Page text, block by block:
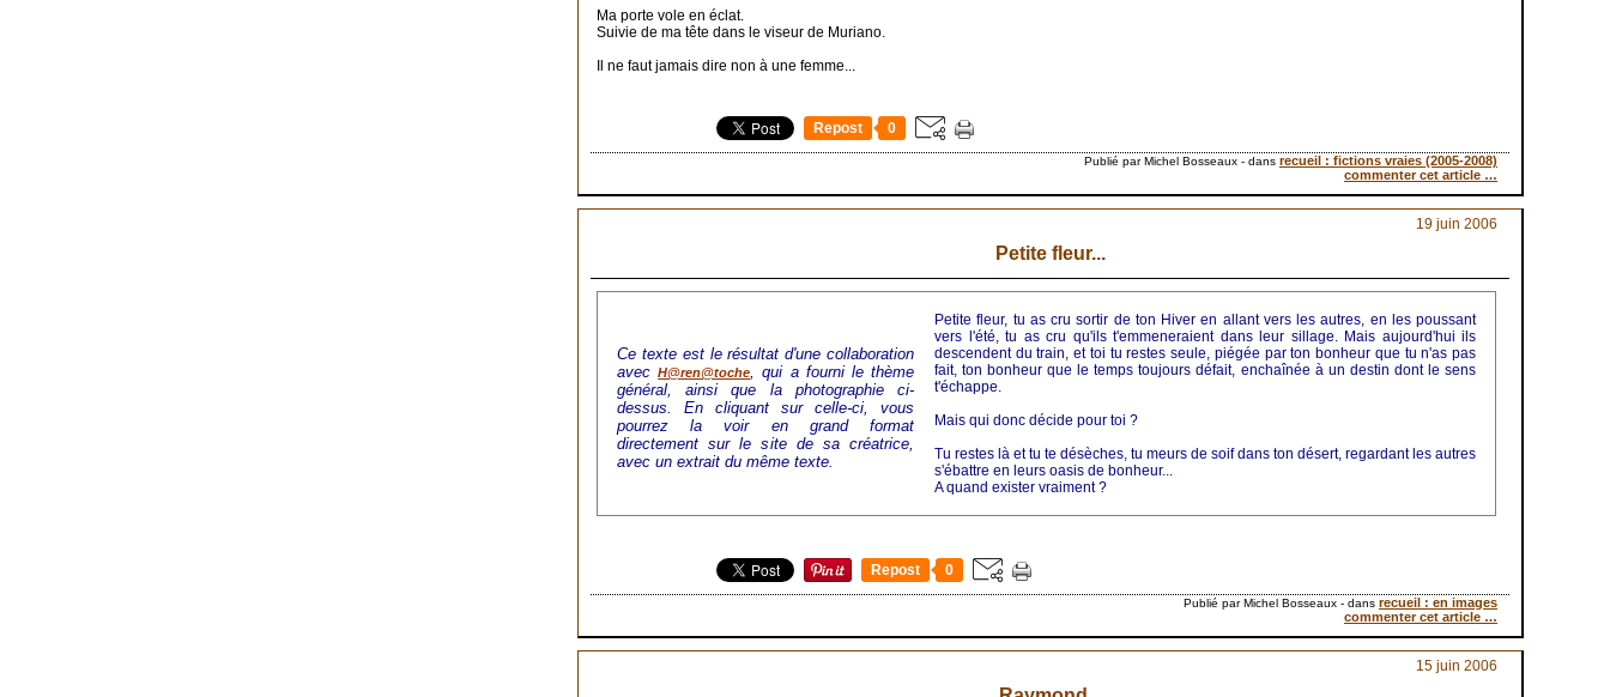
Ma porte vole en éclat.
Suivie de ma tête dans le viseur de Muriano.
Il ne faut jamais dire non à une femme...
Repost 0
Publié par Michel Bosseaux - dans recueil : fictions vraies (2005-2008)
commenter cet article …
19 juin 2006
Petite fleur...
Ce texte est le résultat d'une collaboration
avecH@ren@toche
, qui a fourni le thème
général, ainsi que la photographie ci-
dessus. En cliquant sur celle-ci, vous
pourrez la voir en grand format
directement sur le site de sa créatrice,
avec un extrait du même texte.
Petite fleur, tu as cru sortir de ton Hiver en allant vers les autres, en les poussant
vers l'été, tu as cru qu'ils t'emmeneraient dans leur sillage. Mais aujourd'hui ils
descendent du train, et toi tu restes seule, piégée par ton bonheur que tu n'as pas
fait, ton bonheur que le temps toujours défait, enchaînée à un destin dont le sens
t'échappe.
Mais qui donc décide pour toi ?
Tu restes là et tu te désèches, tu meurs de soif dans ton désert, regardant les autres
s'ébattre en leurs oasis de bonheur...
A quand exister vraiment ?
Repost 0
Publié par Michel Bosseaux - dans recueil : en images
commenter cet article …
15 juin 2006